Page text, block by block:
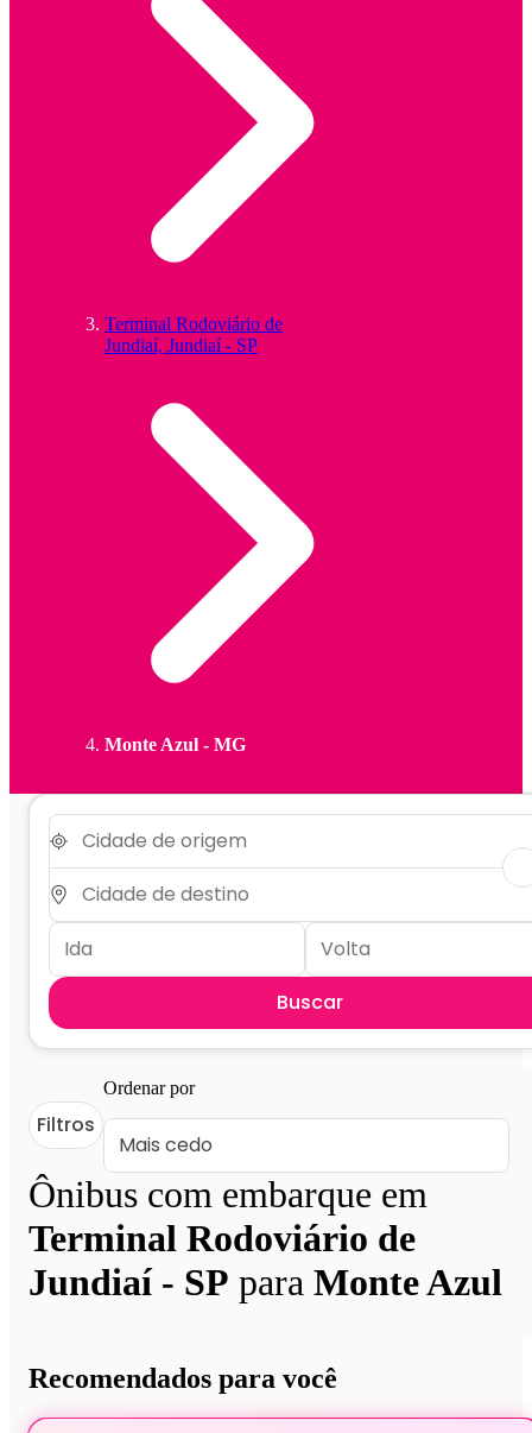
Terminal Rodoviário de
Jundiaí, Jundiaí - SP
Monte Azul - MG
Buscar
Ônibus com embarque em
Terminal Rodoviário de
Jundiaí - SP para Monte Azul
Filtros
Ordenar por
Recomendados para você